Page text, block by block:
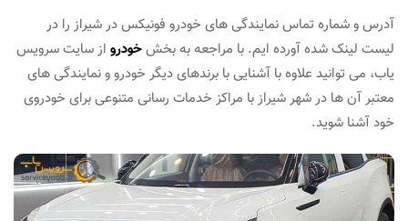
آدرس و شماره تماس نمایندگی های خودرو فونیکس در شیراز را در
لیست لینک شده آورده ایم. با مراجعه به بخشخودرو از سایت سرویس
یاب، می توانید علاوه با آشنایی با برندهای دیگر خودرو و نمایندگی های
معتبر آن ها در شهر شیراز با مراکز خدمات رسانی متنوعی برای خودروی
خود آشنا شوید.